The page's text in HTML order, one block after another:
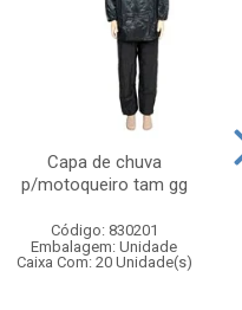
Capa de chuva
p/motoqueiro tam gg
Código: 830201
Embalagem: Unidade
Caixa Com: 20 Unidade(s)